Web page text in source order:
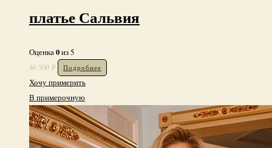
платье Сальвия
Оценка0из 5
46 500 ₽ Подробнее
Хочу примерить
В примерочную